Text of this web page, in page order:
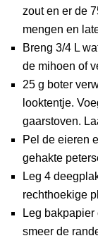
zout en er de
mengen en
Breng 3/4 L
de mihoen of
25 g boter
looktentje.
gaarstoven.
Pel de eieren
gehakte
Leg 4
rechthoekige
Leg
smeer de